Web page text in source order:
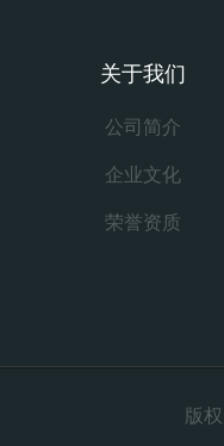
关于我们
公司简介
企业文化
荣誉资质
版